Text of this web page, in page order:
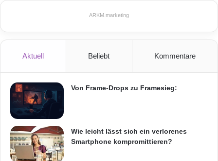
ARKM.marketing
Aktuell Beliebt Kommentare
Von Frame-Drops zu Framesieg:
Wie leicht lässt sich ein verlorenes
Smartphone kompromittieren?